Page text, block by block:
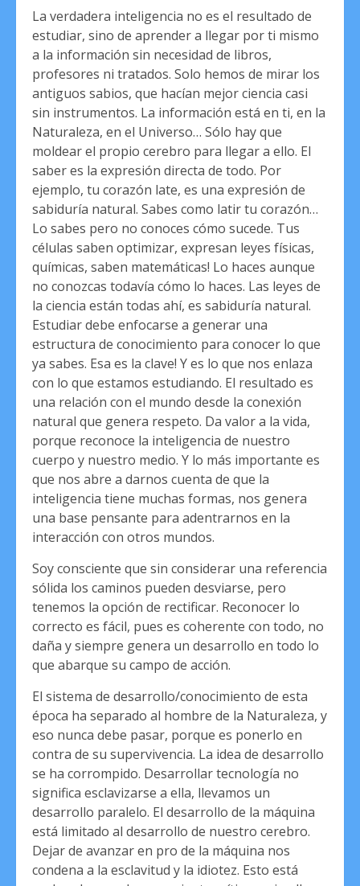
La verdadera inteligencia no es el resultado de
estudiar, sino de aprender a llegar por ti mismo
a la información sin necesidad de libros,
profesores ni tratados. Solo hemos de mirar los
antiguos sabios, que hacían mejor ciencia casi
sin instrumentos. La información está en ti, en la
Naturaleza, en el Universo… Sólo hay que
moldear el propio cerebro para llegar a ello. El
saber es la expresión directa de todo. Por
ejemplo, tu corazón late, es una expresión de
sabiduría natural. Sabes como latir tu corazón…
Lo sabes pero no conoces cómo sucede. Tus
células saben optimizar, expresan leyes físicas,
químicas, saben matemáticas! Lo haces aunque
no conozcas todavía cómo lo haces. Las leyes de
la ciencia están todas ahí, es sabiduría natural.
Estudiar debe enfocarse a generar una
estructura de conocimiento para conocer lo que
ya sabes. Esa es la clave! Y es lo que nos enlaza
con lo que estamos estudiando. El resultado es
una relación con el mundo desde la conexión
natural que genera respeto. Da valor a la vida,
porque reconoce la inteligencia de nuestro
cuerpo y nuestro medio. Y lo más importante es
que nos abre a darnos cuenta de que la
inteligencia tiene muchas formas, nos genera
una base pensante para adentrarnos en la
interacción con otros mundos.
Soy consciente que sin considerar una referencia
sólida los caminos pueden desviarse, pero
tenemos la opción de rectificar. Reconocer lo
correcto es fácil, pues es coherente con todo, no
daña y siempre genera un desarrollo en todo lo
que abarque su campo de acción.
El sistema de desarrollo/conocimiento de esta
época ha separado al hombre de la Naturaleza, y
eso nunca debe pasar, porque es ponerlo en
contra de su supervivencia. La idea de desarrollo
se ha corrompido. Desarrollar tecnología no
significa esclavizarse a ella, llevamos un
desarrollo paralelo. El desarrollo de la máquina
está limitado al desarrollo de nuestro cerebro.
Dejar de avanzar en pro de la máquina nos
condena a la esclavitud y la idiotez. Esto está